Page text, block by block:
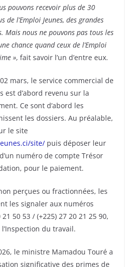
pouvons recevoir plus de 30
de l’Emploi Jeunes, des grandes
Mais nous ne pouvons pas tous les
chance quand ceux de l’Emploi
», fait savoir l’un d’entre eux.
mars, le service commercial de
est d’abord revenu sur la
Ce sont d’abord les
les dossiers. Au préalable,
le site
site/ puis déposer leur
numéro de compte Trésor
pour le paiement.
perçues ou fractionnées, les
les signaler aux numéros
50 53 / (+225) 27 20 21 25 90,
du travail.
le ministre Mamadou Touré a
significative des primes de